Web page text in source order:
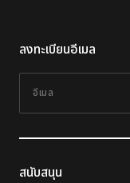
ลงทะเบียนอีเมล
สนับสนุน